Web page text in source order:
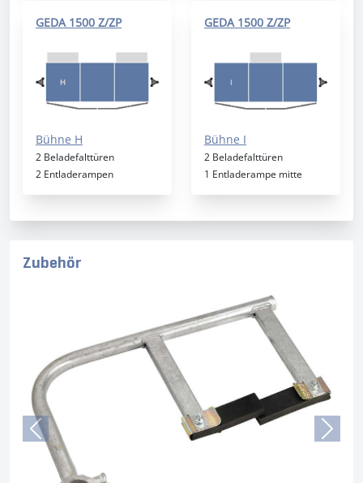
GEDA 1500 Z/ZP
Bühne H
2 Beladefalttüren
2 Entladerampen
GEDA 1500 Z/ZP
Bühne I
2 Beladefalttüren
1 Entladerampe mitte
Zubehör